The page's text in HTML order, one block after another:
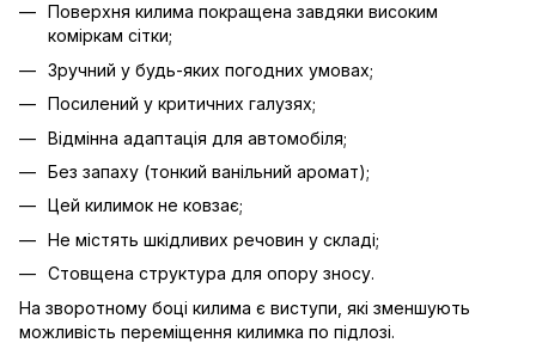
Поверхня килима покращена завдяки високим
коміркам сітки;
Зручний у будь-яких погодних умовах;
Посилений у критичних галузях;
Відмінна адаптація для автомобіля;
Без запаху (тонкий ванільний аромат);
Цей килимок не ковзає;
Не містять шкідливих речовин у складі;
Стовщена структура для опору зносу.
На зворотному боці килима є виступи, які зменшують
можливість переміщення килимка по підлозі.